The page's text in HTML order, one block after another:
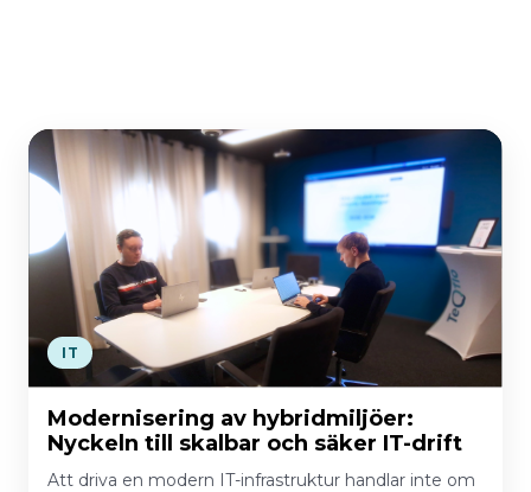
IT
Modernisering av hybridmiljöer:
Nyckeln till skalbar och säker IT-drift
Att driva en modern IT-infrastruktur handlar inte om